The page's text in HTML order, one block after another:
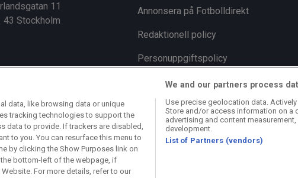
11
43 Stockholm
Annonsera på Fotbolldirekt
Redaktionell policy
Personuppgiftspolicy
Cookiepolicy
data, like browsing data or unique
tracking technologies to support the
data to provide. If trackers are disabled,
to you. You can resurface this menu to
by clicking the Show Purposes link on
bottom-left of the webpage, if
For more details, refer to our
We and our partners process
Use precise geolocation data.
Store and/or access information on a
advertising and content
development.
List of Partners (vendors)